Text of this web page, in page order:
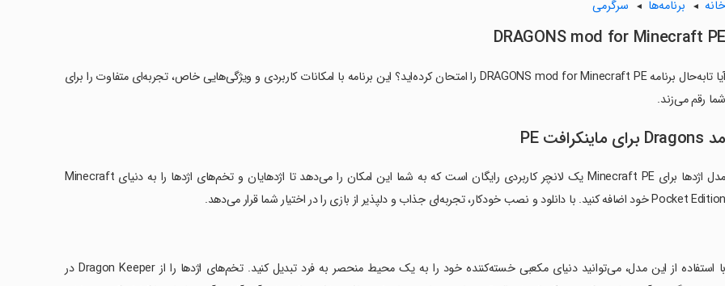
خانه برنامه‌ها سرگرمی
DRAGONS mod for Minecraft PE
آیا تابه‌حال برنامه DRAGONS mod for Minecraft PE را امتحان کرده‌اید؟ این برنامه با امکانات کاربردی و ویژگی‌هایی خاص، تجربه‌ای متفاوت را برای
شما رقم می‌زند.
مد Dragons برای ماینکرافت PE
مدل اژدها برای Minecraft PE یک لانچر کاربردی رایگان است که به شما این امکان را می‌دهد تا اژدهایان و تخم‌های اژدها را به دنیای Minecraft
Pocket Edition خود اضافه کنید. با دانلود و نصب خودکار، تجربه‌ای جذاب و دلپذیر از بازی را در اختیار شما قرار می‌دهد.
‏با استفاده از این مدل، می‌توانید دنیای مکعبی خسته‌کننده خود را به یک محیط منحصر به فرد تبدیل کنید. تخم‌های اژدها را از Dragon Keeper در